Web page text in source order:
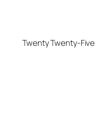
Twenty Twenty-Five